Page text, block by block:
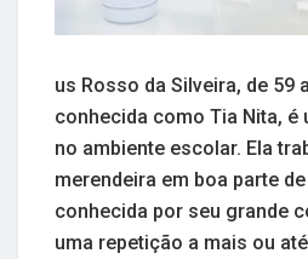
us Rosso da Silveira, de 59
conhecida como Tia Nita, é
no ambiente escolar. Ela
merendeira em boa parte
conhecida por seu grande
uma repetição a mais ou